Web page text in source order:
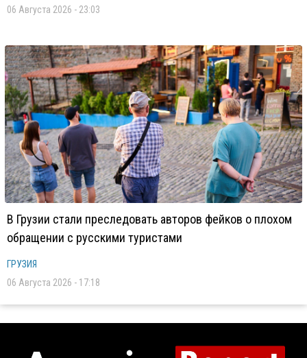
06 Августа 2026 - 23:03
В Грузии стали преследовать авторов фейков о плохом
обращении с русскими туристами
ГРУЗИЯ
06 Августа 2026 - 17:18